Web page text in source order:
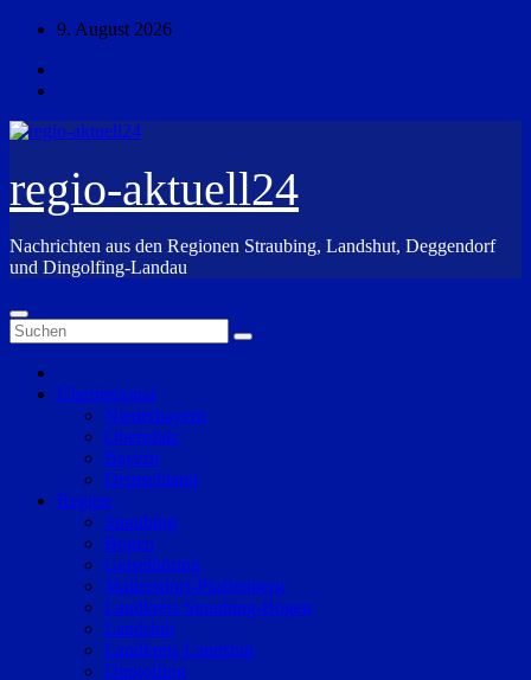
Zum
springen
9. August 2026
regio-aktuell24
Nachrichten aus den Regionen Straubing, Landshut, Deggendorf
und Dingolfing-Landau
Überregional
Niederbayern
Oberpfalz
Bayern
Deutschland
Region
Straubing
Bogen
Geiselhöring
Mallersdorf-Pfaffenberg
Landkreis Straubing-Bogen
Landshut
Landkreis Landshut
Dingolfing